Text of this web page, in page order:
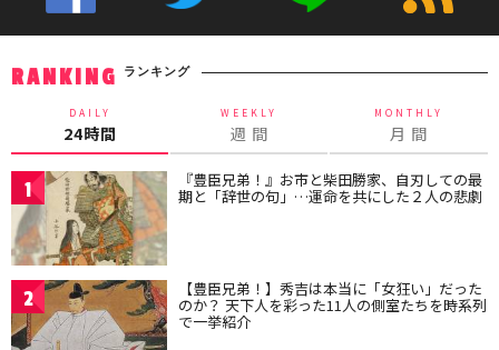
RANKING ランキング
DAILY
24時間
WEEKLY
週 間
MONTHLY
月 間
1 『豊臣兄弟！』お市と柴田勝家、自刃しての最
期と「辞世の句」…運命を共にした２人の悲劇
2 【豊臣兄弟！】秀吉は本当に「女狂い」だった
のか？ 天下人を彩った11人の側室たちを時系列
で一挙紹介